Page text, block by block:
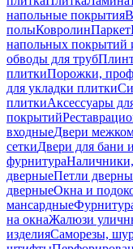
напольные покрытия
полыКовролинПаркет
напольных покрытий
обводы для труб
плиткиПорожки,
для укладки плитки
плиткиАксессуары
покрытий
входныеДвери
сеткиДвери для бани
фурнитура
дверныеПетли
дверныеОкна и
мансардные
на окнаЖалюзи
изделияСаморезы,